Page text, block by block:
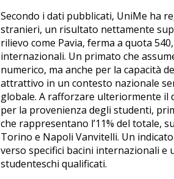
Secondo i dati pubblicati, UniMe ha
stranieri, un risultato nettamente
rilievo come Pavia, ferma a quota
internazionali. Un primato che
numerico, ma anche per la capacità
attrattivo in un contesto nazionale
globale. A rafforzare ulteriormente il
per la provenienza degli studenti,
che rappresentano l’11% del totale,
Torino e Napoli Vanvitelli. Un
verso specifici bacini internazionali e
studenteschi qualificati.